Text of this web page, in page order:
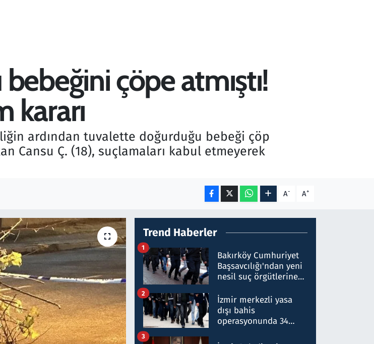
çöpe atmıştı!
kararı
ardından tuvalette doğurduğu bebeği çöp
Cansu Ç. (18), suçlamaları kabul etmeyerek
A- A+
Trend Haberler
Bakırköy Cumhuriyet
Başsavcılığı'ndan yeni
nesil suç örgütlerine
hakkında gözaltı kararı
1
İzmir merkezli yasa
dışı bahis
operasyonunda 34
2
3